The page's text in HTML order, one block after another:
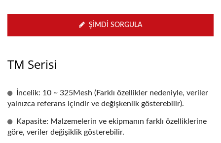
ŞIMDI SORGULA
TM Serisi
İncelik: 10 ~ 325Mesh (Farklı özellikler nedeniyle, veriler
yalnızca referans içindir ve değişkenlik gösterebilir).
Kapasite: Malzemelerin ve ekipmanın farklı özelliklerine
göre, veriler değişiklik gösterebilir.